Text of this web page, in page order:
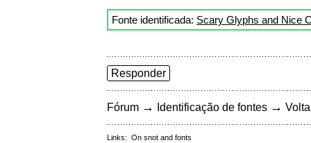
Fonte identificada: Scary Glyphs and Nice
Responder
Fórum → Identificação de fontes →
Links: On snot and fonts